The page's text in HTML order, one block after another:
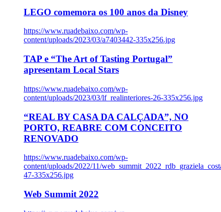
LEGO comemora os 100 anos da Disney
https://www.ruadebaixo.com/wp-
content/uploads/2023/03/a7403442-335x256.jpg
TAP e “The Art of Tasting Portugal”
apresentam Local Stars
https://www.ruadebaixo.com/wp-
content/uploads/2023/03/lf_realinteriores-26-335x256.jpg
“REAL BY CASA DA CALÇADA”, NO
PORTO, REABRE COM CONCEITO
RENOVADO
https://www.ruadebaixo.com/wp-
content/uploads/2022/11/
47-335x256.jpg
Web Summit 2022